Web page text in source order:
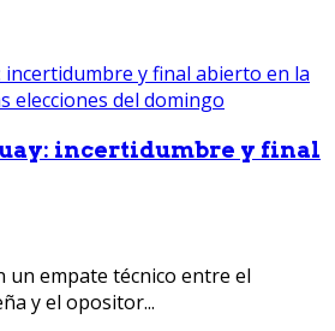
incertidumbre y final
un empate técnico entre el
y el opositor...